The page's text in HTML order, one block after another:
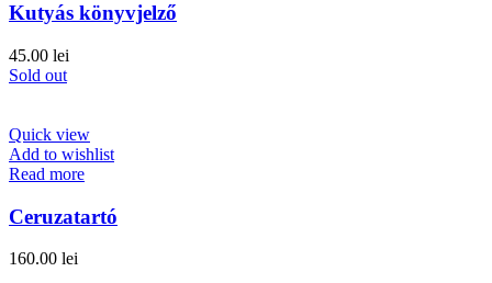
Kutyás könyvjelző
45.00 lei
Sold out
Quick view
Add to wishlist
Read more
Ceruzatartó
160.00 lei